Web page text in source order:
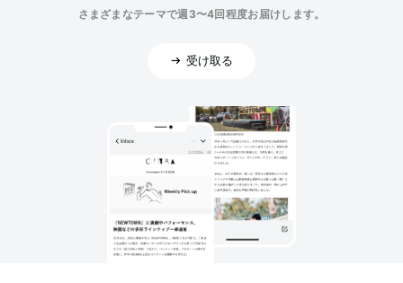
さまざまなテーマで週3〜4回程度お届けします。
受け取る